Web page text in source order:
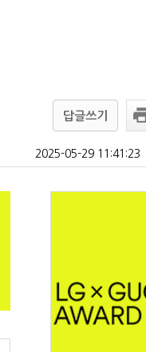
답글쓰기
2025-05-29 11:41:23